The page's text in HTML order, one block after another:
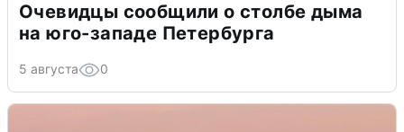
Очевидцы сообщили о столбе дыма
на юго-западе Петербурга
5 августа 0